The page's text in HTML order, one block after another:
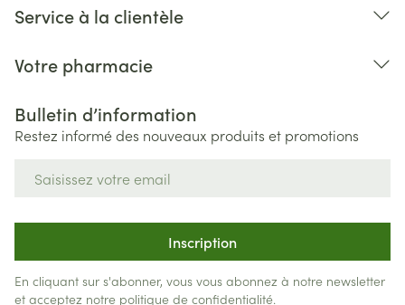
réactions allergiques graves se manifestant par un
gonflement du visage ou de la gorge, des rashs
cutanés importants, quelques troubles qui affectent
le flux sanguin au niveau des yeux, des battements
Service à la clientèle
Votre pharmacie
Bulletin d’information
Restez informé des nouveaux produits et promotions
Inscription
En cliquant sur s'abonner, vous vous abonnez à notre newsletter
et acceptez notre politique de confidentialité.